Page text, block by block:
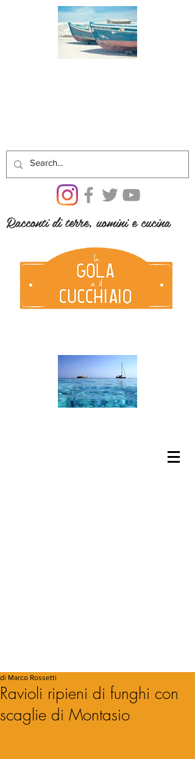
Racconti di terre, uomini e cucina
Ravioli ripieni di funghi con
scaglie di Montasio
di Marco Rossetti